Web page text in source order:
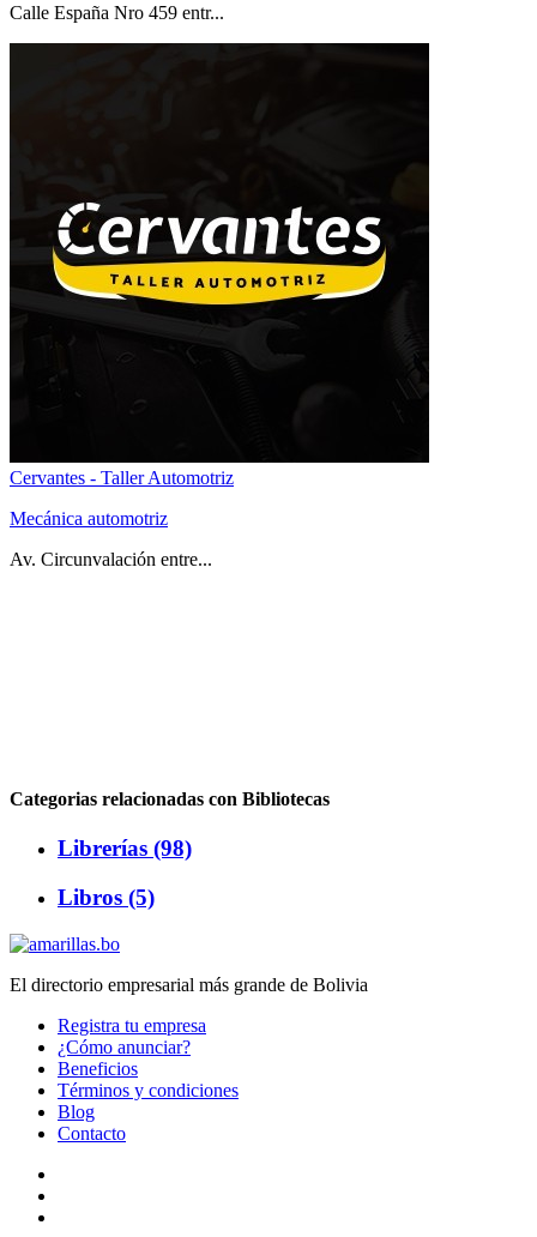
Calle España Nro 459 entr...
Cervantes - Taller Automotriz
Mecánica automotriz
Av. Circunvalación entre...
Categorias relacionadas con Bibliotecas
Librerías (98)
Libros (5)
El directorio empresarial más grande de Bolivia
Registra tu empresa
¿Cómo anunciar?
Beneficios
Términos y condiciones
Blog
Contacto